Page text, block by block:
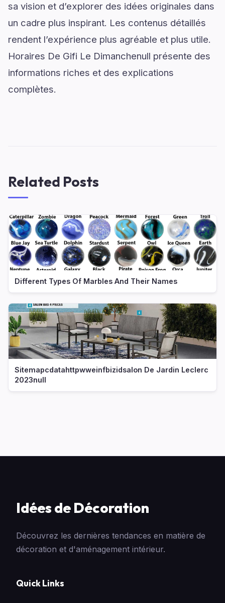
sa vision et d’explorer des idées originales dans
un cadre plus inspirant. Les contenus détaillés
rendent l’expérience plus agréable et plus utile.
Horaires De Gifi Le Dimanchenull présente des
informations riches et des explications
complètes.
Related Posts
Different Types Of Marbles And Their Names
Sitemapcdatahttpwweinfbizidsalon De Jardin Leclerc
2023null
Idées de Décoration
Découvrez les dernières tendances en matière de
décoration et d'aménagement intérieur.
Quick Links